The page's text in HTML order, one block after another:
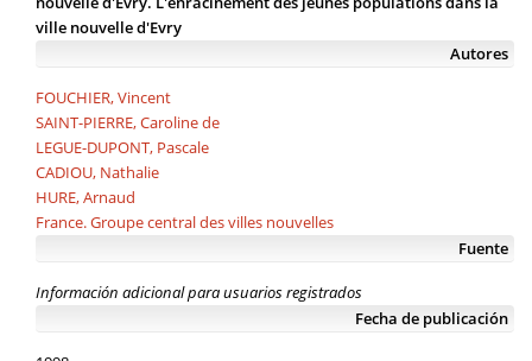
ville nouvelle d'Evry
Autores
FOUCHIER, Vincent
SAINT-PIERRE, Caroline de
LEGUE-DUPONT, Pascale
CADIOU, Nathalie
HURE, Arnaud
France. Groupe central des villes nouvelles
Fuente
Información adicional para usuarios registrados
Fecha de publicación